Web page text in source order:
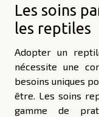
Les soins
les reptiles
Adopter un
nécessite une
besoins uniques
être. Les soins
gamme de